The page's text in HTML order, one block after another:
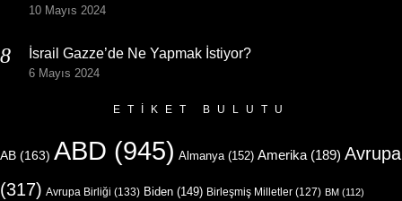
10 Mayıs 2024
İsrail Gazze’de Ne Yapmak İstiyor?
6 Mayıs 2024
ETIKET BULUTU
AB (163) ABD (945) Almanya(152) Amerika (189) Avrupa
(317) Avrupa Birliği (133) Biden (149) Birleşmiş Milletler (127) BM (112)